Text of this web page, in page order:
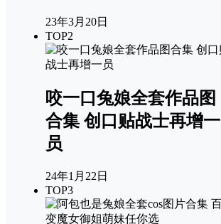
23年3月20日
TOP2
咬一口兔娘全套作品图
合集 创口贴战士再增一
员
24年1月22日
TOP3